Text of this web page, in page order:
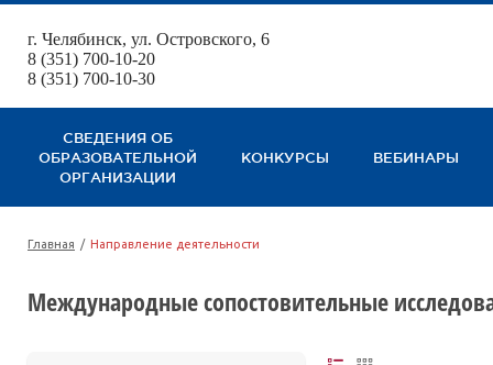
г. Челябинск, ул. Островского, 6
8 (351) 700-10-20
8 (351) 700-10-30
СВЕДЕНИЯ ОБ
ОБРАЗОВАТЕЛЬНОЙ
ОРГАНИЗАЦИИ
КОНКУРСЫ ВЕБИНАРЫ
Главная / Направление деятельности
Международные сопостовительные